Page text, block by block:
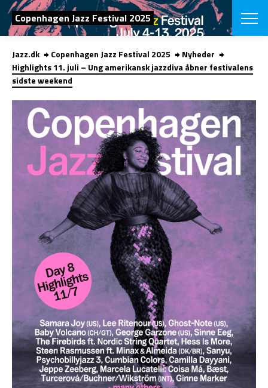
SØG
Copenhagen Jazz Festival 2025
English
COPENHAGEN
VINTERJAZZ
PROGRAM
Temaer
App
LOCATIONS
Venues &
App
INFO
Presse/
Om
Om
Kontakt
Om fonden
Om
SHOP
Jazz.dk Copenhagen Jazz Festival 2025
Nyheder
Highlights 11. juli – Ung amerikansk jazzdiva åbner festivalens
sidste weekend